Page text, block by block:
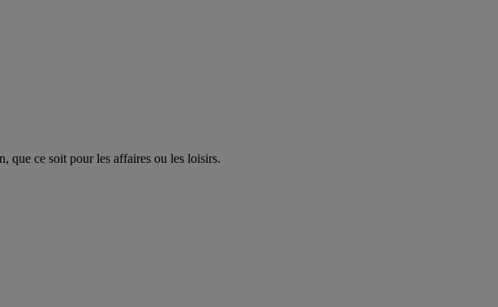
que ce soit pour les affaires ou les loisirs.